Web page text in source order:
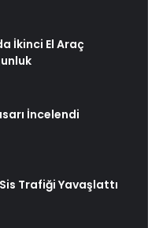
İkinci El Araç
İncelendi
Trafiği Yavaşlattı